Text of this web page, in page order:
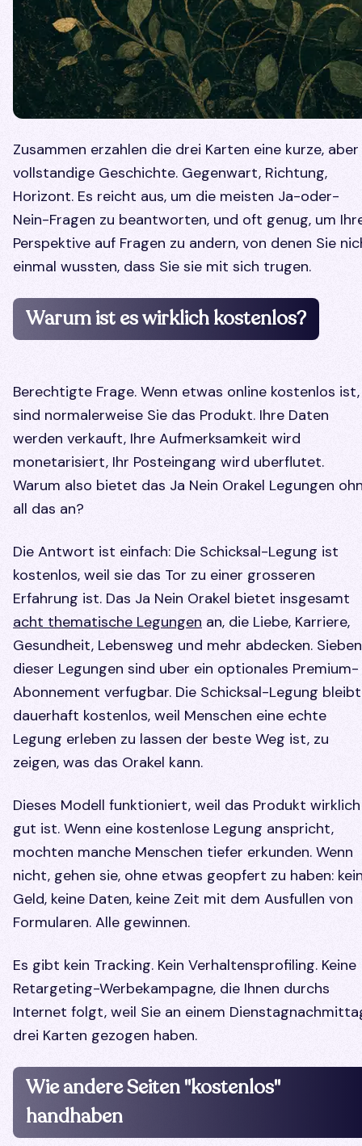
Zusammen erzahlen die drei Karten eine kurze, aber
vollstandige Geschichte. Gegenwart, Richtung,
Horizont. Es reicht aus, um die meisten Ja-oder-
Nein-Fragen zu beantworten, und oft genug, um
Perspektive auf Fragen zu andern, von denen Sie
einmal wussten, dass Sie sie mit sich trugen.
Warum ist es wirklich kostenlos?
Berechtigte Frage. Wenn etwas online kostenlos ist,
sind normalerweise Sie das Produkt. Ihre Daten
werden verkauft, Ihre Aufmerksamkeit wird
monetarisiert, Ihr Posteingang wird uberflutet.
Warum also bietet das Ja Nein Orakel Legungen
all das an?
Die Antwort ist einfach: Die Schicksal-Legung ist
kostenlos, weil sie das Tor zu einer grosseren
Erfahrung ist. Das Ja Nein Orakel bietet insgesamt
acht thematische Legungen an, die Liebe, Karriere,
Gesundheit, Lebensweg und mehr abdecken. Sieben
dieser Legungen sind uber ein optionales Premium-
Abonnement verfugbar. Die Schicksal-Legung bleibt
dauerhaft kostenlos, weil Menschen eine echte
Legung erleben zu lassen der beste Weg ist, zu
zeigen, was das Orakel kann.
Dieses Modell funktioniert, weil das Produkt wirklich
gut ist. Wenn eine kostenlose Legung anspricht,
mochten manche Menschen tiefer erkunden. Wenn
nicht, gehen sie, ohne etwas geopfert zu haben:
Geld, keine Daten, keine Zeit mit dem Ausfullen von
Formularen. Alle gewinnen.
Es gibt kein Tracking. Kein Verhaltensprofiling. Keine
Retargeting-Werbekampagne, die Ihnen durchs
Internet folgt, weil Sie an einem
drei Karten gezogen haben.
Wie andere Seiten "kostenlos"
handhaben